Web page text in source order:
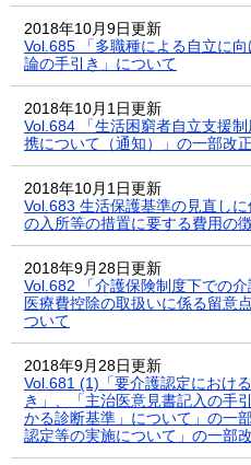
2018年10月9日更新
Vol.685 「多職種による自立に
論の手引き」について
2018年10月1日更新
Vol.684 「生活困窮者自立支援
携について（通知）」の一部改
2018年10月1日更新
Vol.683 生活保護基準の見直し
の入所等の措置に要する費用の
2018年9月28日更新
Vol.682 「介護保険制度下での
医療費控除の取扱いに係る留意
ついて
2018年9月28日更新
Vol.681 (1)「要介護認定におけ
き」、「主治医意見書記入の手
かる診断基準」について」の一
認定等の実施について」の一部